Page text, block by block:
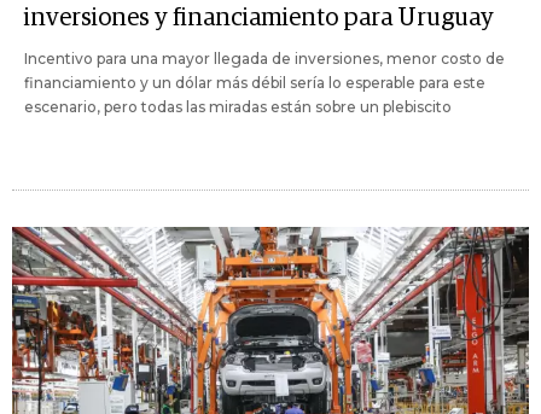
inversiones y financiamiento para Uruguay
Incentivo para una mayor llegada de inversiones, menor costo de
financiamiento y un dólar más débil sería lo esperable para este
escenario, pero todas las miradas están sobre un plebiscito